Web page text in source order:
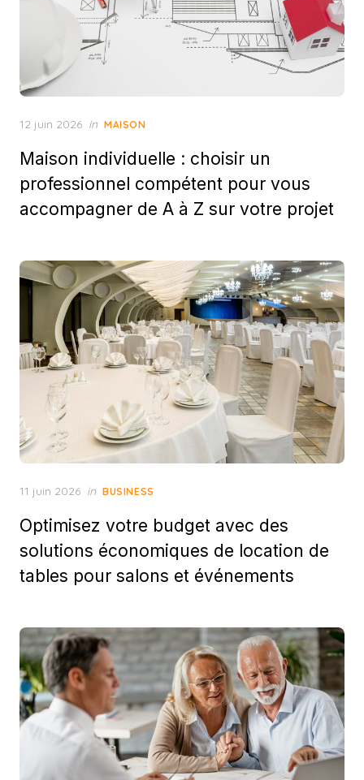
Posted
12 juin 2026 in MAISON
Maison individuelle : choisir un
professionnel compétent pour vous
accompagner de A à Z sur votre projet
Posted
11 juin 2026 in BUSINESS
Optimisez votre budget avec des
solutions économiques de location de
tables pour salons et événements